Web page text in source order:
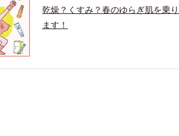
乾燥？くすみ？春のゆらぎ肌を乗
ます！